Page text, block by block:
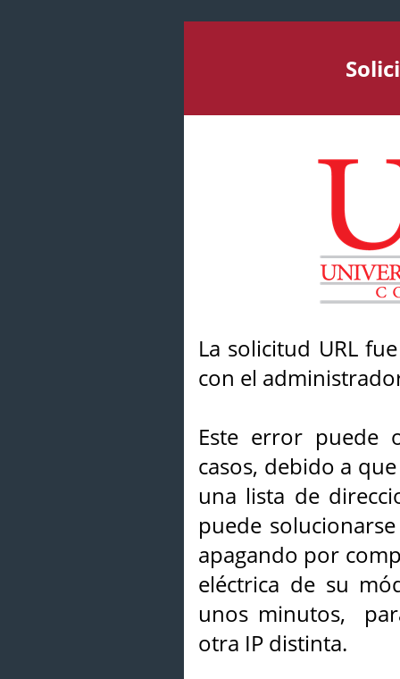
La solicitud URL
con el
Este error puede
casos, debido a
una lista de
puede
apagando por
eléctrica de su
unos minutos,
otra IP distinta.